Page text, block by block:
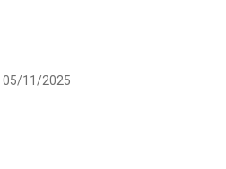
05/11/2025